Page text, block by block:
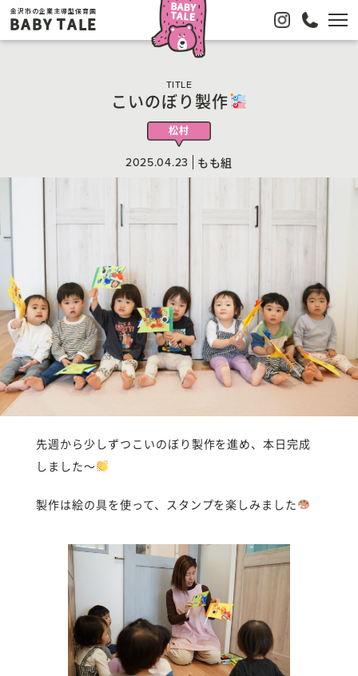
金沢市の企業主導型保育園
BABY TALE
TITLE
こいのぼり製作
松村
2025.04.23 もも組
先週から少しずつこいのぼり製作を進め、本日完成
しました〜
製作は絵の具を使って、スタンプを楽しみました